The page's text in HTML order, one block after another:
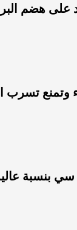
هضم
وتمنع
سي بنسبة